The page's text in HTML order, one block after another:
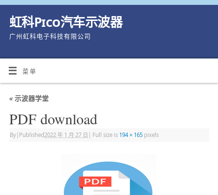
虹科Pico汽车示波器
广州虹科电子科技有限公司
菜单
«示波器学堂
PDF download
By| Published 2022 年 1 月 27 日 Full size is 194 × 165pixels